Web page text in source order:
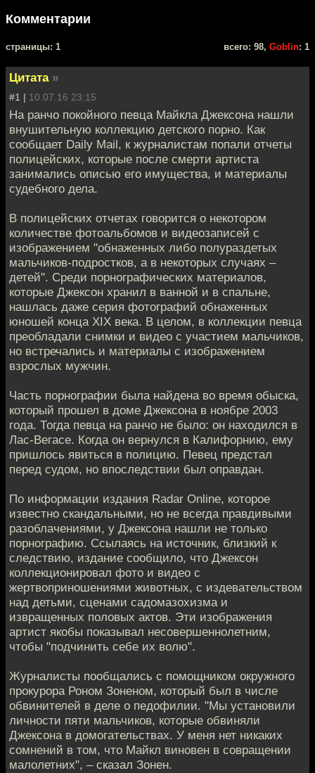
Комментарии
cтраницы: 1 всего: 98, Goblin: 1
Цитата »
#1 | 10.07.16 23:15
На ранчо покойного певца Майкла Джексона нашли
внушительную коллекцию детского порно. Как
сообщает Daily Mail, к журналистам попали отчеты
полицейских, которые после смерти артиста
занимались описью его имущества, и материалы
судебного дела.
В полицейских отчетах говорится о некотором
количестве фотоальбомов и видеозаписей с
изображением "обнаженных либо полураздетых
мальчиков-подростков, а в некоторых случаях –
детей". Среди порнографических материалов,
которые Джексон хранил в ванной и в спальне,
нашлась даже серия фотографий обнаженных
юношей конца XIX века. В целом, в коллекции певца
преобладали снимки и видео с участием мальчиков,
но встречались и материалы с изображением
взрослых мужчин.
Часть порнографии была найдена во время обыска,
который прошел в доме Джексона в ноябре 2003
года. Тогда певца на ранчо не было: он находился в
Лас-Вегасе. Когда он вернулся в Калифорнию, ему
пришлось явиться в полицию. Певец предстал
перед судом, но впоследствии был оправдан.
По информации издания Radar Online, которое
известно скандальными, но не всегда правдивыми
разоблачениями, у Джексона нашли не только
порнографию. Ссылаясь на источник, близкий к
следствию, издание сообщило, что Джексон
коллекционировал фото и видео с
жертвоприношениями животных, с издевательством
над детьми, сценами садомазохизма и
извращенных половых актов. Эти изображения
артист якобы показывал несовершеннолетним,
чтобы "подчинить себе их волю".
Журналисты пообщались с помощником окружного
прокурора Роном Зоненом, который был в числе
обвинителей в деле о педофилии. "Мы установили
личности пяти мальчиков, которые обвиняли
Джексона в домогательствах. У меня нет никаких
сомнений в том, что Майкл виновен в совращении
малолетних", – сказал Зонен.